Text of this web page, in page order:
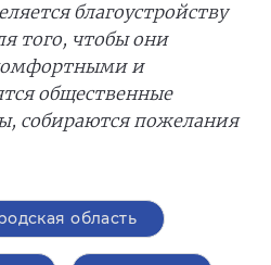
благоустройству
того, чтобы они
и
общественные
собираются пожелания
область